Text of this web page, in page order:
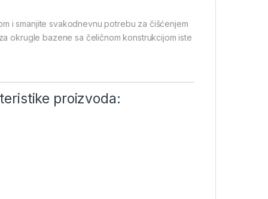
i smanjite svakodnevnu potrebu za čišćenjem
okrugle bazene sa čeličnom konstrukcijom iste
proizvoda: